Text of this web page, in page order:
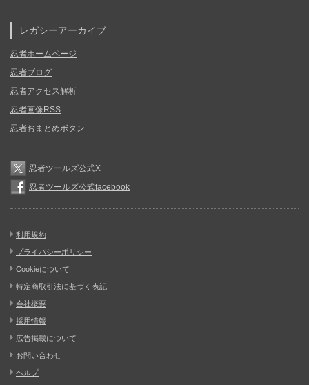
レガシーアーカイブ
忍者ホームページ
忍者ブログ
忍者アクセス解析
忍者画像RSS
忍者おまとめボタン
忍者ツールズ公式X
忍者ツールズ公式facebook
利用規約
プライバシーポリシー
Cookieについて
特定商取引法に基づく表記
会社概要
採用情報
広告掲載について
お問い合わせ
ヘルプ